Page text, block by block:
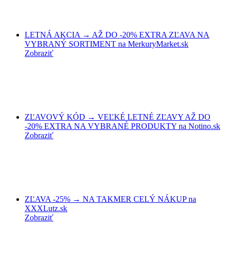
LETNÁ AKCIA → AŽ DO -20% EXTRA ZĽAVA NA
VYBRANÝ SORTIMENT na MerkuryMarket.sk
Zobraziť
ZĽAVOVÝ KÓD → VEĽKÉ LETNÉ ZĽAVY AŽ DO
-20% EXTRA NA VYBRANÉ PRODUKTY na Notino.sk
Zobraziť
ZĽAVA -25% → NA TAKMER CELÝ NÁKUP na
XXXLutz.sk
Zobraziť